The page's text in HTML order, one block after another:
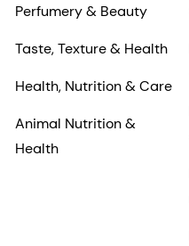
Perfumery & Beauty
Taste, Texture & Health
Health, Nutrition & Care
Animal Nutrition &
Health